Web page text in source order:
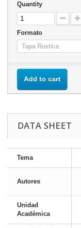
Quantity
Formato
Add to cart
DATA SHEET
Tema
Autores
Unidad
Académica